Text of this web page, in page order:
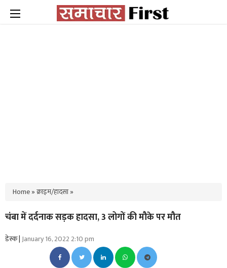
Home»क्राइम/हादसा»
चंबा में दर्दनाक सड़क हादसा, 3 लोगों की मौके पर मौत
डेस्क |January 16, 2022 2:10 pm